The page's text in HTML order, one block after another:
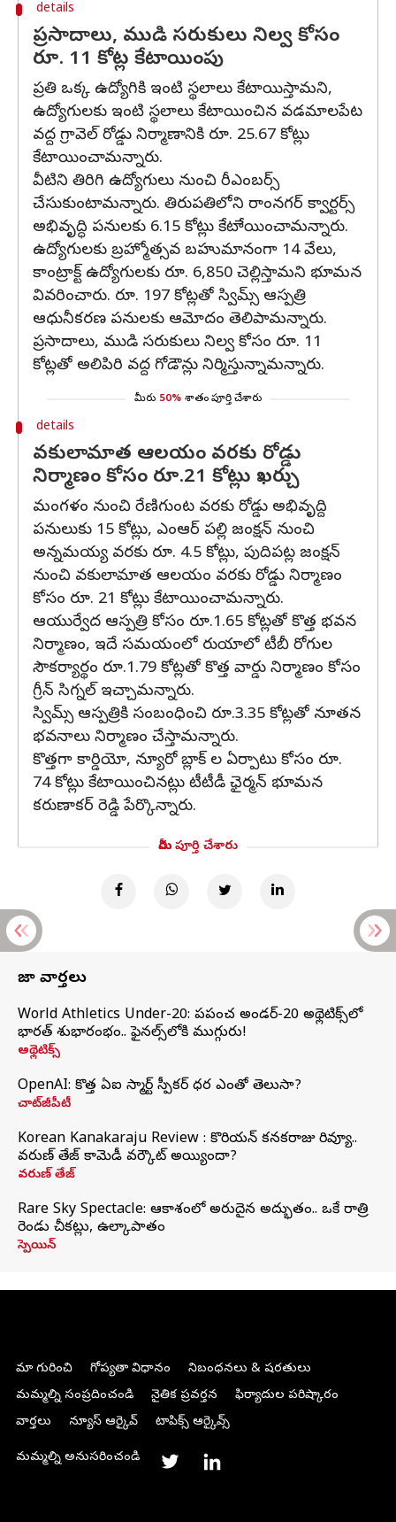
details
ప్రసాదాలు, ముడి సరుకులు నిల్వ కోసం
రూ. 11 కోట్ల కేటాయింపు
ప్రతి ఒక్క ఉద్యోగికి ఇంటి స్థలాలు కేటాయిస్తామని,
ఉద్యోగులకు ఇంటి స్థలాలు కేటాయించిన వడమాలపేట
వద్ద గ్రావెల్ రోడ్డు నిర్మాణానికి రూ. 25.67 కోట్లు
కేటాయించామన్నారు.
వీటిని తిరిగి ఉద్యోగులు నుంచి రీఎంబర్స్
చేసుకుంటామన్నారు. తిరుపతిలోని రాంనగర్ క్వార్టర్స్
అభివృద్ధి పనులకు 6.15 కోట్లు కేటాేయించామన్నారు.
ఉద్యోగులకు బ్రహ్మోత్సవ బహుమానంగా 14 వేలు,
కాంట్రాక్ట్ ఉద్యోగులకు రూ. 6,850 చెల్లిస్తామని భూమన
వివరించారు. రూ. 197 కోట్లతో స్విమ్స్ ఆస్పత్రి
ఆధునీకరణ పనులకు ఆమోదం తెలిపామన్నారు.
ప్రసాదాలు, ముడి సరుకులు నిల్వ కోసం రూ. 11
కోట్లతో అలిపిరి వద్ద గోడౌన్లు నిర్మిస్తున్నామన్నారు.
మీరు 50% శాతం పూర్తి చేశారు
details
వకులామాత ఆలయం వరకు రోడ్డు
నిర్మాణం కోసం రూ.21 కోట్లు ఖర్చు
మంగళం నుంచి రేణిగుంట వరకు రోడ్డు అభివృద్ది
పనులుకు 15 కోట్లు, ఎంఆర్ పల్లి జంక్షన్ నుంచి
అన్నమయ్య వరకు రూ. 4.5 కోట్లు, పుదిపట్ల జంక్షన్
నుంచి వకులామాత ఆలయం వరకు రోడ్డు నిర్మాణం
కోసం రూ. 21 కోట్లు కేటాయించామన్నారు.
ఆయుర్వేద ఆస్పత్రి కోసం రూ.1.65 కోట్లతో కొత్త భవన
నిర్మాణం, ఇదే సమయంలో రుయాలో టీబీ రోగుల
సౌకర్యార్థం రూ.1.79 కోట్లతో కొత్త వార్డు నిర్మాణం కోసం
గ్రీన్ సిగ్నల్ ఇచ్చామన్నారు.
స్విమ్స్ ఆస్పత్రికి సంబంధించి రూ.3.35 కోట్లతో నూతన
భవనాలు నిర్మాణం చేస్తామన్నారు.
కొత్తగా కార్డియో, న్యూరో బ్లాక్ ల ఏర్పాటు కోసం రూ.
74 కోట్లు కేటాయించినట్లు టీటీడీ ఛైర్మన్ భూమన
కరుణాకర్ రెడ్డి పేర్కొన్నారు.
మీరు పూర్తి చేశారు
తాజా వార్తలు
World Athletics Under-20: ప్రపంచ అండర్-20 అథ్లెటిక్స్‌లో
భారత్‌ శుభారంభం.. ఫైనల్స్‌లోకి ముగ్గురు!
అథ్లెటిక్స్
OpenAI: కొత్త ఏఐ స్మార్ట్ స్పీకర్ ధర ఎంతో తెలుసా?
చాట్‌జీపీటీ
Korean Kanakaraju Review : కొరియన్ కనకరాజు రివ్యూ..
వరుణ్ తేజ్ కామెడీ వర్కౌట్ అయ్యిందా?
వరుణ్ తేజ్
Rare Sky Spectacle: ఆకాశంలో అరుదైన అద్భుతం.. ఒకే రాత్రి
రెండు చీకట్లు, ఉల్కాపాతం
స్పెయిన్
మా గురించి గోప్యతా విధానం
నిబంధనలు & షరతులు
మమ్మల్ని సంప్రదించండి
నైతిక ప్రవర్తన
ఫిర్యాదుల పరిష్కారం
వార్తలు
న్యూస్ ఆర్కైవ్ టాపిక్స్ ఆర్కైవ్స్
మమ్మల్ని అనుసరించండి